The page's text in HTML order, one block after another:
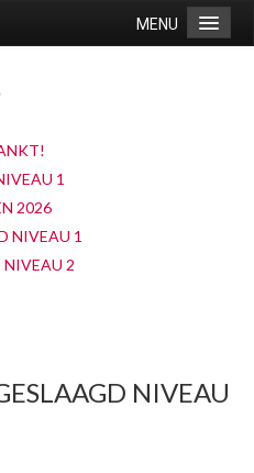
MENU
1
2026
NIVEAU 1
NIVEAU 2
NIVEAU